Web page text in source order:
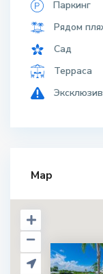
Паркинг
Рядом
Сад
Терраса
Эксклюзив
Map